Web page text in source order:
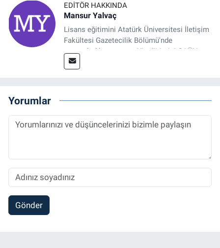
EDITÖR HAKKINDA
Mansur Yalvaç
Lisans eğitimini Atatürk Üniversitesi İletişim
Fakültesi Gazetecilik Bölümü'nde
tamamladıktan sonra, YL eğitimini GAÜN
Sosyal Bilimler Enstitüsü'nde İletişim ve T. D.
Spor, Sağlık ve Ekonomi Editörü olarak
sürdürmektedir.
Yorumlar
Gönder